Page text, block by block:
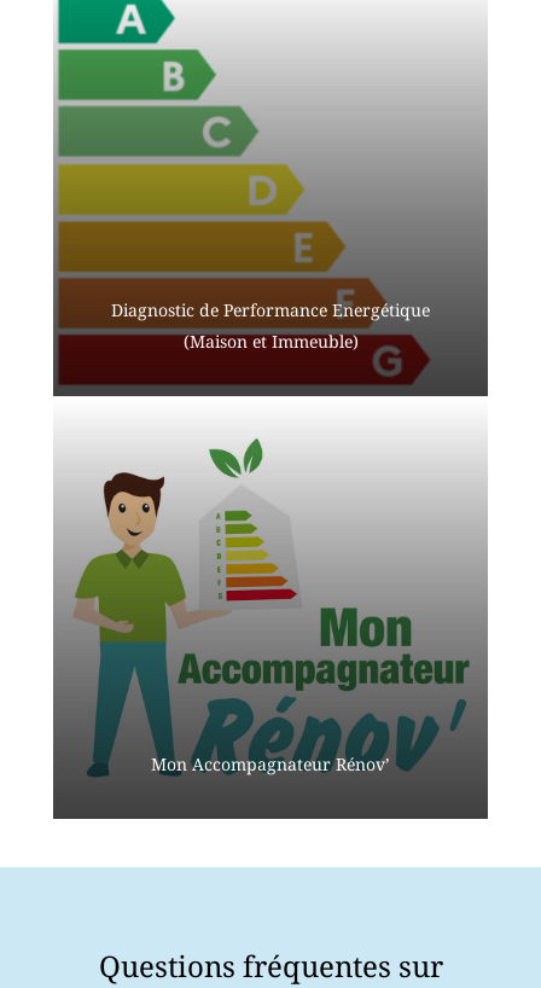
Diagnostic de Performance Energétique
(Maison et Immeuble)
Mon Accompagnateur Rénov’
Questions fréquentes sur